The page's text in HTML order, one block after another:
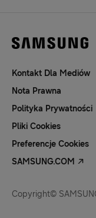
Kontakt Dla Mediów
Nota Prawna
Polityka Prywatności
Pliki Cookies
Preferencje Cookies
SAMSUNG.COM
Copyright©